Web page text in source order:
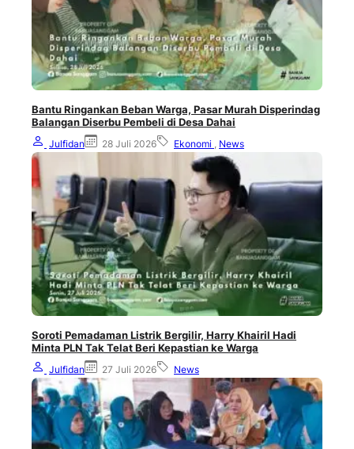
Bantu Ringankan Beban Warga, Pasar Murah Disperindag
Balangan Diserbu Pembeli di Desa Dahai
Julfidan 28 Juli 2026 Ekonomi , News
Soroti Pemadaman Listrik Bergilir, Harry Khairil Hadi
Minta PLN Tak Telat Beri Kepastian ke Warga
Julfidan 27 Juli 2026 News